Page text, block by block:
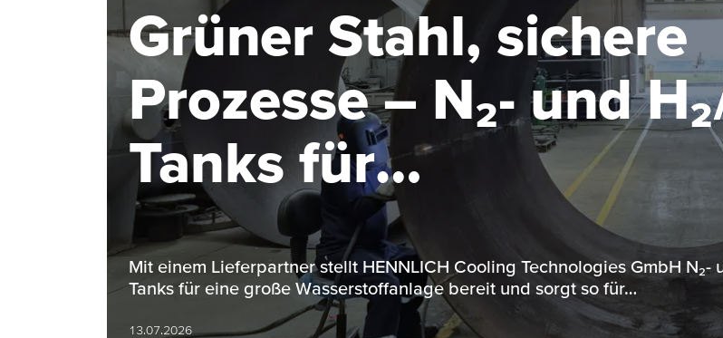
Grüner Stahl, sichere
Prozesse – N₂- und
Tanks für
Elektrolyseanlage im
Bereich
Mit einem Lieferpartner stellt HENNLICH Cooling Technologies GmbH N₂-
Tanks für eine große Wasserstoffanlage bereit und sorgt so für…
13.07.2026